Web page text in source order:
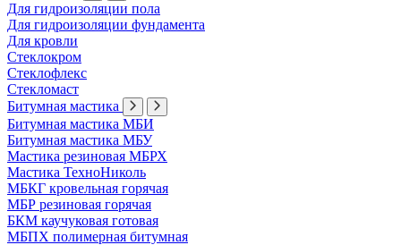
Для гидроизоляции пола
Для гидроизоляции фундамента
Для кровли
Стеклокром
Стеклофлекс
Стекломаст
Битумная мастика
Битумная мастика МБИ
Битумная мастика МБУ
Мастика резиновая МБРХ
Мастика ТехноНиколь
МБКГ кровельная горячая
МБР резиновая горячая
БКМ каучуковая готовая
МБПХ полимерная битумная